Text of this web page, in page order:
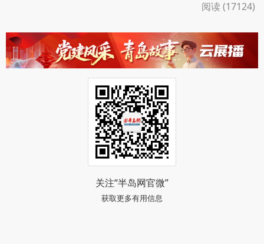
发展质量提升；业务结构持续优化，新业务贡献加
结构升级驱动盈利模型改善；全球化与高效率运营则
提供了抵御周期波动的韧性。
这得益于海信骨子里“技术立企”的基因，也是海
信笃定全场景布局的现实结果。3C智能硬件绝⾮短期
的试⽔，⽽是海信重兵投⼊的第⼆增⻓曲线。“我们
有⾜够的战略耐⼼，不赚快钱，去把‘万物皆屏’的长
效生态做深、做透。”李炜说，要用大屏沉淀下来的
芯⽚、星海大模型、端侧AI，以全栈自研的姿态彻底
重构3C体验的起跑线。